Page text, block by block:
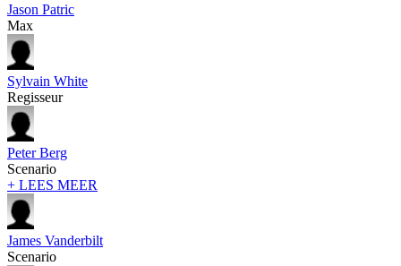
Jason Patric
Max
Sylvain White
Regisseur
Peter Berg
Scenario
+ LEES MEER
James Vanderbilt
Scenario